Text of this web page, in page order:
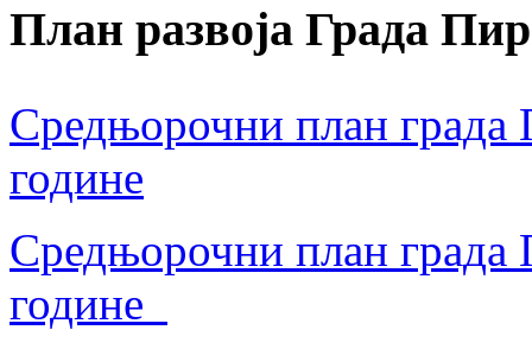
План развоја Града
Средњорочни план града
године
Средњорочни план града
године